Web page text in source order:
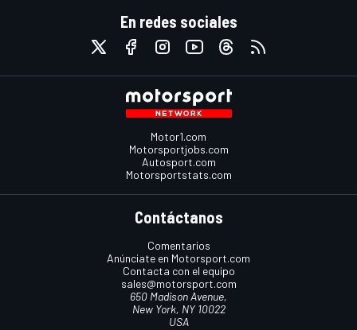
En redes sociales
Motor1.com
Motorsportjobs.com
Autosport.com
Motorsportstats.com
Contáctanos
Comentarios
Anúnciate en Motorsport.com
Contacta con el equipo
sales@motorsport.com
650 Madison Avenue,
New York, NY 10022
USA